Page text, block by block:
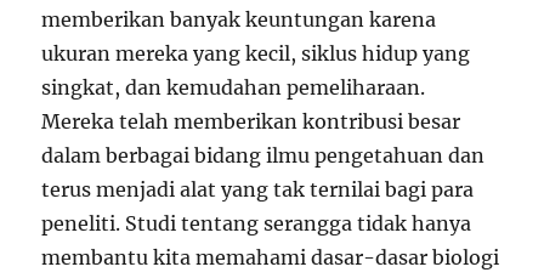
memberikan banyak keuntungan karena
ukuran mereka yang kecil, siklus hidup yang
singkat, dan kemudahan pemeliharaan.
Mereka telah memberikan kontribusi besar
dalam berbagai bidang ilmu pengetahuan dan
terus menjadi alat yang tak ternilai bagi para
peneliti. Studi tentang serangga tidak hanya
membantu kita memahami dasar-dasar biologi